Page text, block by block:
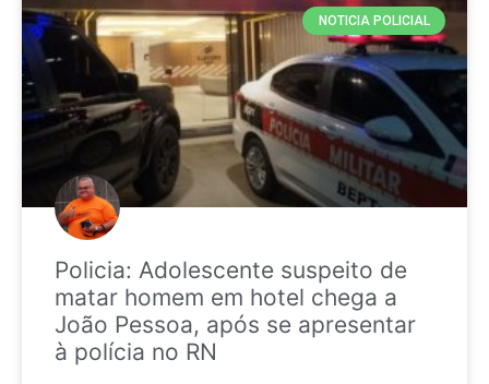
NOTICIA POLICIAL
Policia: Adolescente suspeito de
matar homem em hotel chega a
João Pessoa, após se apresentar
à polícia no RN